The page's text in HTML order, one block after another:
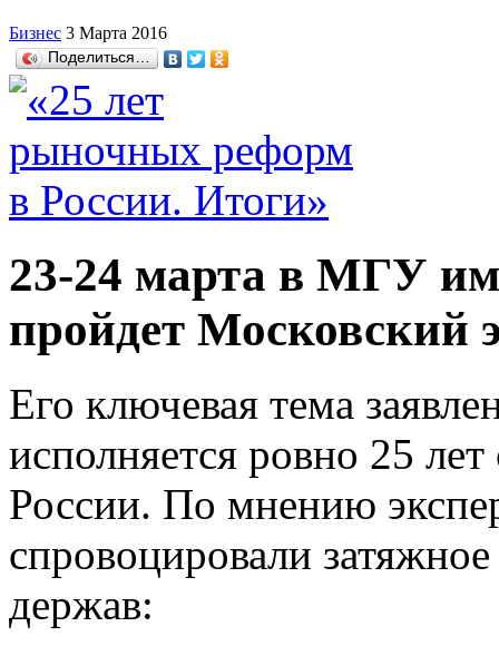
Бизнес 3 Марта 2016
Поделиться…
23-24 марта в МГУ
пройдет Московский
Его ключевая тема
исполняется ровно 25
России. По мнению
спровоцировали
держав: